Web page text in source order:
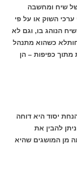
שיח ומחשבה
השוק או על פי
הנוהג בו, וגם לא
כשהוא מתנהל
מתוך כפיפות – הן
יסוד היא דוחה
להבין את
מן המושגים שהיא